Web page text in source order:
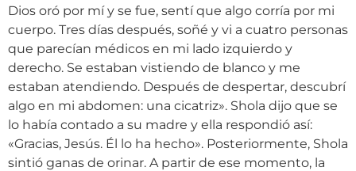
Dios oró por mí y se fue, sentí que algo corría por mi
cuerpo. Tres días después, soñé y vi a cuatro personas
que parecían médicos en mi lado izquierdo y
derecho. Se estaban vistiendo de blanco y me
estaban atendiendo. Después de despertar, descubrí
algo en mi abdomen: una cicatriz». Shola dijo que se
lo había contado a su madre y ella respondió así:
«Gracias, Jesús. Él lo ha hecho». Posteriormente, Shola
sintió ganas de orinar. A partir de ese momento, la